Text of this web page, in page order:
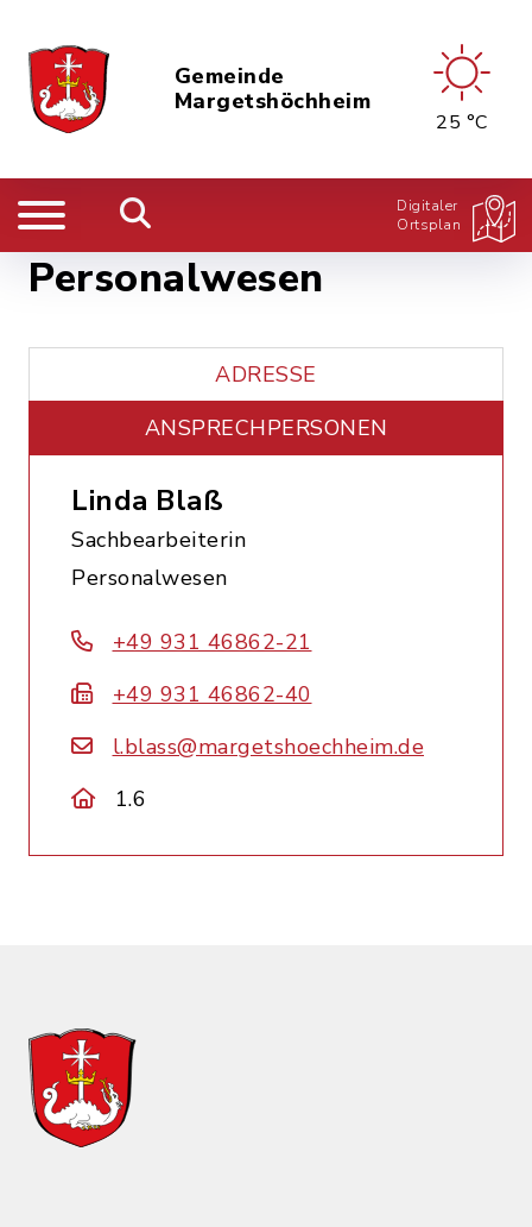
Gemeinde
Margetshöchheim
25 °C
Digitaler
Ortsplan
Personalwesen
ADRESSE
ANSPRECHPERSONEN
Linda Blaß
Sachbearbeiterin
Personalwesen
+49 931 46862-21
+49 931 46862-40
l.blass@margetshoechheim.de
1.6